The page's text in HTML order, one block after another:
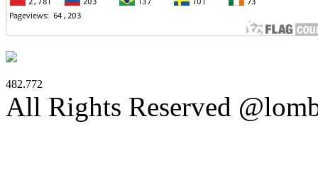
482.772
All Rights Reserved